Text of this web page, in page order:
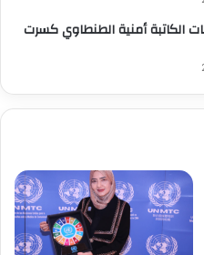
الكاتبة أمنية الطنطاوي كسرت